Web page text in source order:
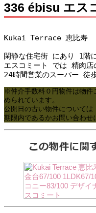
336 ébisu エス
Kukai Terrace 恵比寿
閑静な住宅街 にあり 1階
エスコミート では 精肉
24時間営業のスーパー 徒
※仲介手数料０円物件は物件
められています。
公開日の古い物件について
期限内であるかお問い合わせ